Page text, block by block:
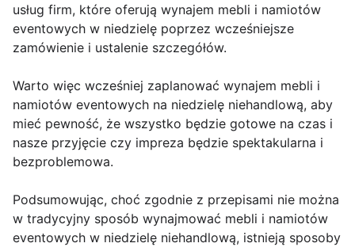
usług firm, które oferują wynajem mebli i namiotów
eventowych w niedzielę poprzez wcześniejsze
zamówienie i ustalenie szczegółów.
Warto więc wcześniej zaplanować wynajem mebli i
namiotów eventowych na niedzielę niehandlową, aby
mieć pewność, że wszystko będzie gotowe na czas i
nasze przyjęcie czy impreza będzie spektakularna i
bezproblemowa.
Podsumowując, choć zgodnie z przepisami nie można
w tradycyjny sposób wynajmować mebli i namiotów
eventowych w niedzielę niehandlową, istnieją sposoby